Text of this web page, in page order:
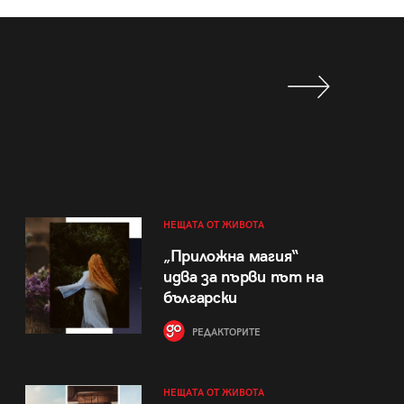
НЕЩАТА ОТ ЖИВОТА
„Приложна магия“
идва за първи път на
български
РЕДАКТОРИТЕ
НЕЩАТА ОТ ЖИВОТА